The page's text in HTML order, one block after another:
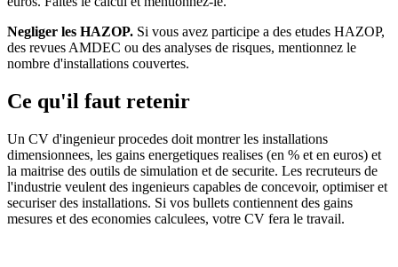
Negliger les HAZOP. Si vous avez participe a des etudes HAZOP,
des revues AMDEC ou des analyses de risques, mentionnez le
nombre d'installations couvertes.
Ce qu'il faut retenir
Un CV d'ingenieur procedes doit montrer les installations
dimensionnees, les gains energetiques realises (en % et en euros) et
la maitrise des outils de simulation et de securite. Les recruteurs de
l'industrie veulent des ingenieurs capables de concevoir, optimiser et
securiser des installations. Si vos bullets contiennent des gains
mesures et des economies calculees, votre CV fera le travail.